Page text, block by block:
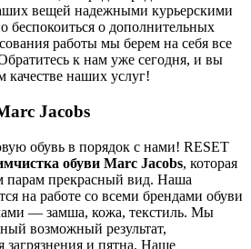
вещей надежными курьерскими
о дополнительных
работы мы берем на себя все
к нам уже сегодня, и вы
качестве наших услуг!
Jacobs
обувь в порядок с нами! RESET
обуви Marc Jacobs, которая
прекрасный вид. Наша
на работе со всеми брендами обуви
— замша, кожа, текстиль. Мы
возможный результат,
загрязнения и пятна. Наше